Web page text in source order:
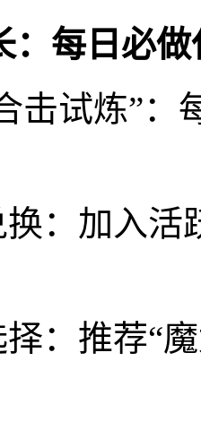
：每日必
击试炼”：
：加入活
：推荐“